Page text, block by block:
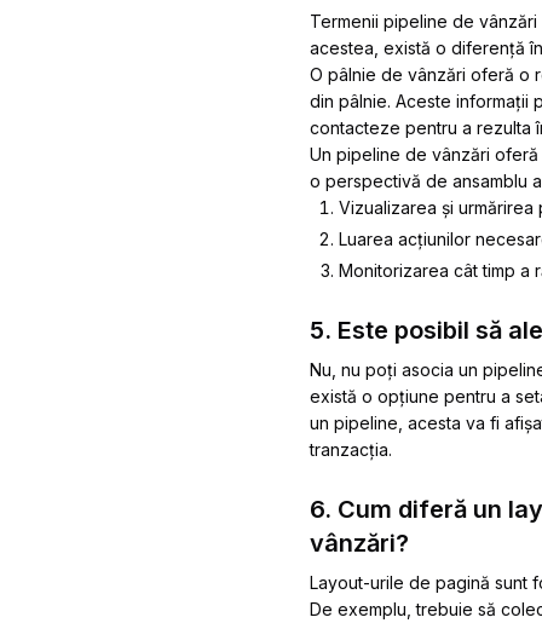
Termenii pipeline de
acestea, există o diferență
O pâlnie de vânzări oferă o
din pâlnie. Aceste informații
contacteze pentru a rezulta
Un pipeline de vânzări oferă
o perspectivă de ansamblu
Vizualizarea și
Luarea acțiunilor
Monitorizarea cât timp a
5. Este posibil să
Nu, nu poți asocia un
există o opțiune pentru a
un pipeline, acesta va fi
tranzacția.
6. Cum diferă un
vânzări?
Layout-urile de pagină sunt
De exemplu, trebuie să